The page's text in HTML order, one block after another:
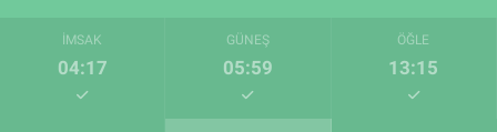
İMSAK
04:17
GÜNEŞ
05:59
ÖĞLE
13:15